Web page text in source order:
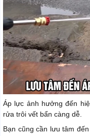
Áp lực ảnh hưởng đến
rửa trôi vết bẩn càng dễ.
Bạn cũng cần lưu tâm